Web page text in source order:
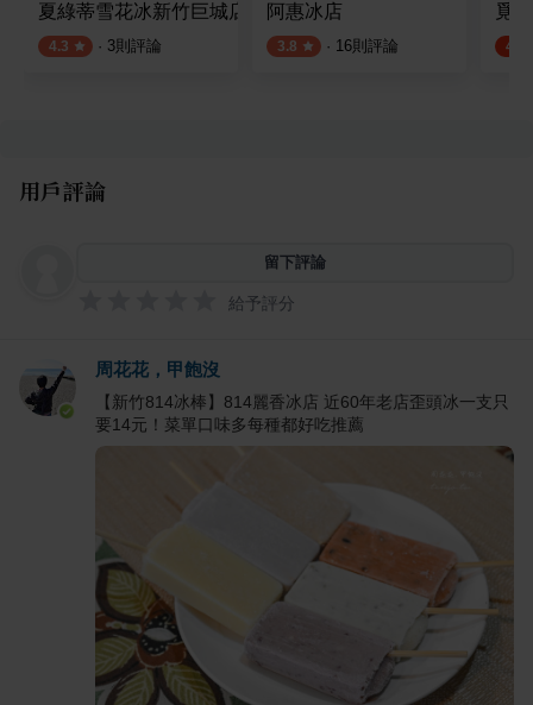
夏綠蒂雪花冰新竹巨城店
4.3 · 3則評論
阿惠冰店
3.8 · 16則評論
覓
4.6
用戶評論
留下評論
給予評分
周花花，甲飽沒
【新竹814冰棒】814麗香冰店 近60年老店歪頭冰一支只
要14元！菜單口味多每種都好吃推薦